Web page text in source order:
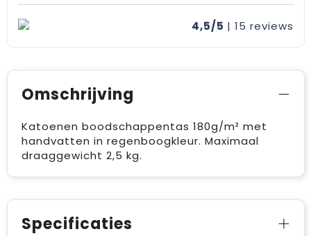
4,5/5 | 15 reviews
Omschrijving
Katoenen boodschappentas 180g/m² met
handvatten in regenboogkleur. Maximaal
draaggewicht 2,5 kg.
Specificaties